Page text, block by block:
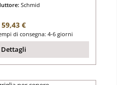
Schmid
Prezzo normale:
59,43 €
di consegna: 4-6 giorni
Dettagli